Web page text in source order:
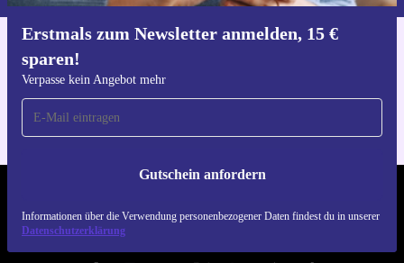
Erstmals zum Newsletter anmelden, 15 €
sparen!
Verpasse kein Angebot mehr
Gutschein anfordern
Informationen über die Verwendung personenbezogener Daten findest du in unserer
Datenschutzerklärung
Für iOS und Android